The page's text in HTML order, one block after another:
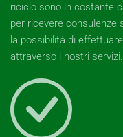
riciclo sono in costante
per ricevere consulenze
la possibilità di
attraverso i nostri servizi.